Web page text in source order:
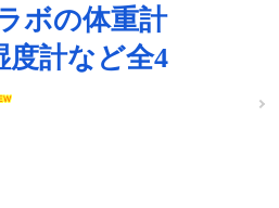
ボの体重計
度計など全4